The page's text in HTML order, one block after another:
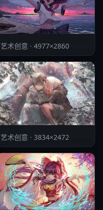
艺术创意 · 4977×2860
艺术创意 · 3834×2472